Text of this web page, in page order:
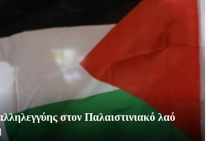
στον Παλαιστινιακό λαό